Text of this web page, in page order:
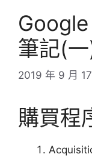
筆記(
2019 年 9 月 17
購買程